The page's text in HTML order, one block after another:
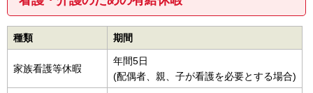
種類 期間
家族看護等休暇
年間5日
(配偶者、親、子が看護を必要とする場合)